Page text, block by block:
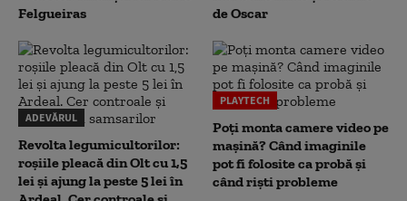
Felgueiras
de Oscar
ADEVĂRUL
Revolta legumicultorilor:
roșiile pleacă din Olt cu 1,5
lei și ajung la peste 5 lei în
PLAYTECH
Poți monta camere video pe
mașină? Când imaginile
pot fi folosite ca probă și
când riști probleme